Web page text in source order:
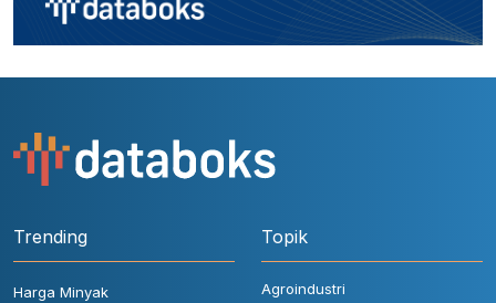
Trending
Harga Minyak
Topik
Agroindustri